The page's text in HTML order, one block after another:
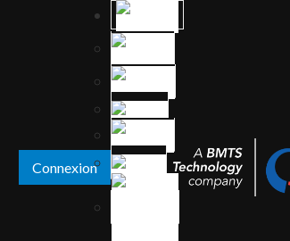
Connexion